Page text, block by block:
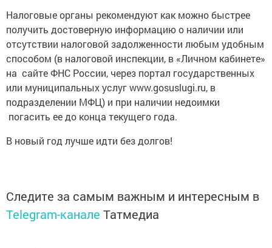
Налоговые органы рекомендуют как можно быстрее
получить достоверную информацию о наличии или
отсутствии налоговой задолженности любым удобным
способом (в налоговой инспекции, в «Личном кабинете»
на сайте ФНС России, через портал государственных
или муниципальных услуг www.gosuslugi.ru, в
подразделении МФЦ) и при наличии недоимки
погасить ее до конца текущего года.
В новый год лучше идти без долгов!
Следите за самым важным и интересным в
Telegram-канале Татмедиа